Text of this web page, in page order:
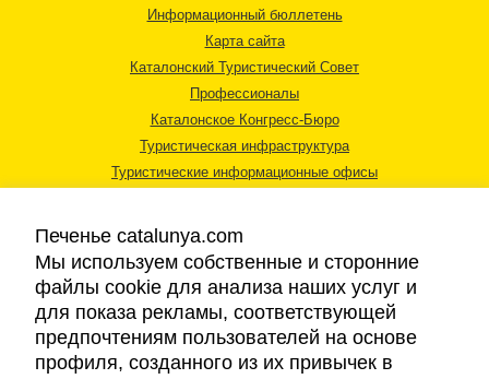
Информационный бюллетень
Карта сайта
Каталонский Туристический Совет
Профессионалы
Каталонское Конгресс-Бюро
Туристическая инфраструктура
Туристические информационные офисы
Правовая информация
Печенье catalunya.com
Мы используем собственные и сторонние
файлы cookie для анализа наших услуг и
для показа рекламы, соответствующей
предпочтениям пользователей на основе
профиля, созданного из их привычек в